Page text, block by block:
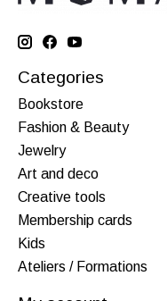
Categories
Bookstore
Fashion & Beauty
Jewelry
Art and deco
Creative tools
Membership cards
Kids
Ateliers / Formations